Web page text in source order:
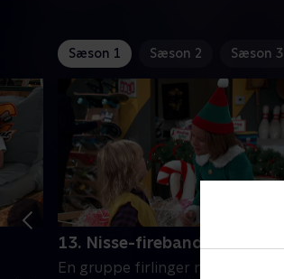
Sæson 1 Sæson 2 Sæson 3
13. Nisse-firebanden
En gruppe firlinger med vidt